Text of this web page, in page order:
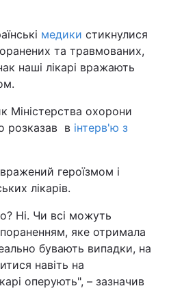
медики стикнулися
та травмованих,
наші лікарі вражають
Міністерства охорони
розказав в інтерв'ю з
героїзмом і
лікарів.
Ні. Чи всі можуть
яке отримала
бувають випадки, на
навіть на
оперують", – зазначив